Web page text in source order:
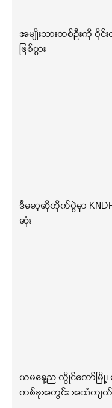
အမျိုးသားတစ်ဦးကို ဝိုင်း
ဖြစ်ပွား
ဒီမော့ဆိုတိုက်ပွဲမှာ
ဆုံး
ယမနေ့ည လွိုင်ကော်မြို့၊
တစ်ခုအတွင်း အသံကျယ်